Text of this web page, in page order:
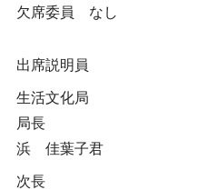
欠席委員 なし
出席説明員
生活文化局
局長
浜 佳葉子君
次長